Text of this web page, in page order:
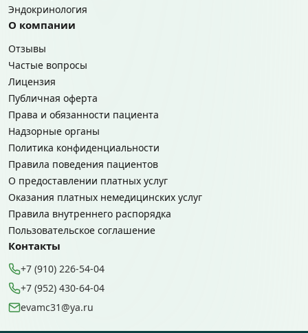
Эндокринология
О компании
Отзывы
Частые вопросы
Лицензия
Публичная оферта
Права и обязанности пациента
Надзорные органы
Политика конфиденциальности
Правила поведения пациентов
О предоставлении платных услуг
Оказания платных немедицинских услуг
Правила внутреннего распорядка
Пользовательское соглашение
Контакты
+7 (910) 226-54-04
+7 (952) 430-64-04
evamc31@ya.ru